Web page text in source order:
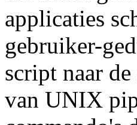
applicaties
gebruiker-
script naar
van UNIX